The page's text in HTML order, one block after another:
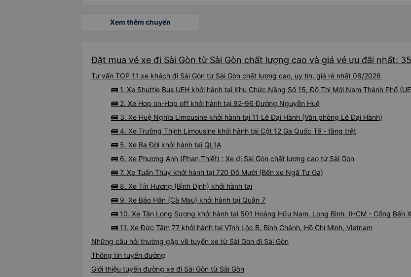
Xem thêm chuyến
Đặt mua vé xe đi Sài Gòn từ Sài Gòn chất lượng cao và giá vé ưu đãi nhất:
Tư vấn TOP 11 xe khách đi Sài Gòn từ Sài Gòn chất lượng cao, uy tín, giá rẻ nhất 08/2026
🚌 1. Xe Shuttle Bus UEH khởi hành tại Khu Chức Năng Số 15, Đô Thị Mới Nam Thành Phố
🚌 2. Xe Hop on-Hop off khởi hành tại 92-96 Đường Nguyễn Huệ
🚌 3. Xe Huệ Nghĩa Limousine khởi hành tại 11 Lê Đại Hành (Văn phòng Lê Đại Hành)
🚌 4. Xe Trường Thịnh Limousine khởi hành tại Cột 12 Ga Quốc Tế - tầng trệt
🚌 5. Xe Ba Đời khởi hành tại QL1A
🚌 6. Xe Phương Anh (Phan Thiết) : Xe đi Sài Gòn chất lượng cao từ Sài Gòn
🚌 7. Xe Tuấn Thùy khởi hành tại 720 Đỗ Mười (Bến xe Ngã Tư Ga)
🚌 8. Xe Tín Hương (Bình Định) khởi hành tại
🚌 9. Xe Bảo Hân (Cà Mau) khởi hành tại Quận 7
🚌 10. Xe Tân Long Sương khởi hành tại 501 Hoàng Hữu Nam, Long Bình. (HCM - Cổng Bến
🚌 11. Xe Đức Tâm 77 khởi hành tại Vĩnh Lộc B, Bình Chánh, Hồ Chí Minh, Vietnam
Những câu hỏi thường gặp về tuyến xe từ Sài Gòn đi Sài Gòn
Thông tin tuyến đường
Giới thiệu tuyến đường xe đi Sài Gòn từ Sài Gòn